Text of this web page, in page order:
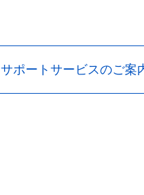
サポートサービスのご案